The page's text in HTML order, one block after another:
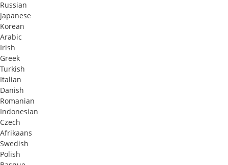
Russian
Japanese
Korean
Arabic
Irish
Greek
Turkish
Italian
Danish
Romanian
Indonesian
Czech
Afrikaans
Swedish
Polish